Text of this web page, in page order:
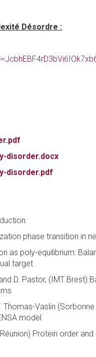
Désordre :
disorder.docx
disorder.pdf
phase transition in
as poly-equilibrium:
target
D. Pastor, (IMT Brest)
Vaslin
model
Protein order